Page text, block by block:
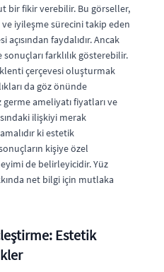
bir fikir verebilir. Bu görseller,
ve iyileşme sürecini takip eden
faydalıdır. Ancak
farklılık gösterebilir.
çerçevesi oluşturmak
da göz önünde
ameliyatı fiyatları ve
ilişkiyi merak
ki estetik
kişiye özel
de belirleyicidir. Yüz
net bilgi için mutlaka
Estetik